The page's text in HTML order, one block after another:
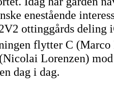
enestående
ottinggårds deling
flytter C
Lorenzen)
dag i dag.